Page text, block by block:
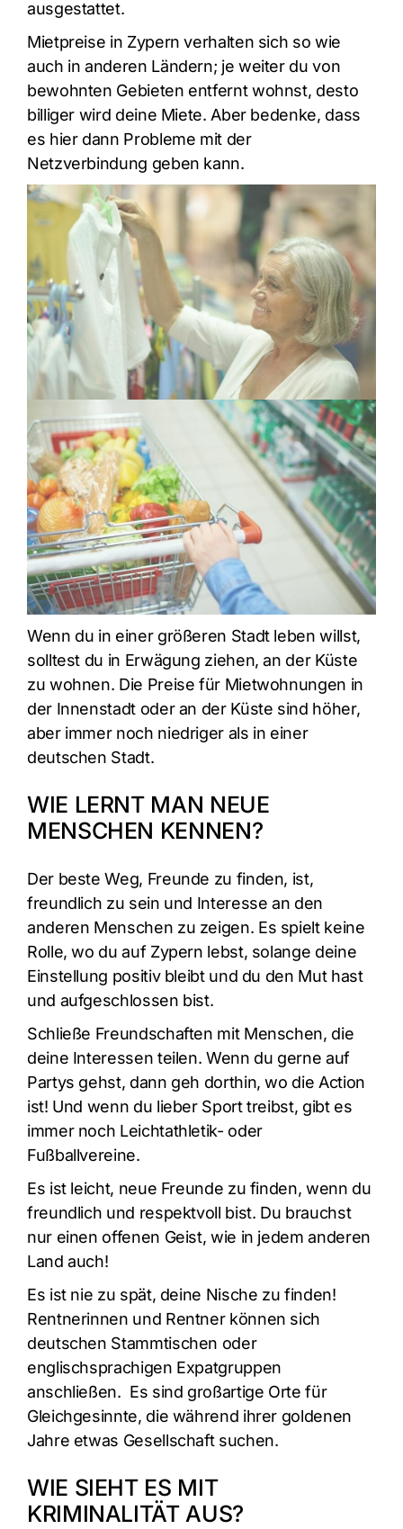
ausgestattet.
Mietpreise in Zypern verhalten sich so wie
auch in anderen Ländern; je weiter du von
bewohnten Gebieten entfernt wohnst, desto
billiger wird deine Miete. Aber bedenke, dass
es hier dann Probleme mit der
Netzverbindung geben kann.
Wenn du in einer größeren Stadt leben willst,
solltest du in Erwägung ziehen, an der Küste
zu wohnen. Die Preise für Mietwohnungen in
der Innenstadt oder an der Küste sind höher,
aber immer noch niedriger als in einer
deutschen Stadt.
WIE LERNT MAN NEUE
MENSCHEN KENNEN?
Der beste Weg, Freunde zu finden, ist,
freundlich zu sein und Interesse an den
anderen Menschen zu zeigen. Es spielt keine
Rolle, wo du auf Zypern lebst, solange deine
Einstellung positiv bleibt und du den Mut hast
und aufgeschlossen bist.
Schließe Freundschaften mit Menschen, die
deine Interessen teilen. Wenn du gerne auf
Partys gehst, dann geh dorthin, wo die Action
ist! Und wenn du lieber Sport treibst, gibt es
immer noch Leichtathletik- oder
Fußballvereine.
Es ist leicht, neue Freunde zu finden, wenn du
freundlich und respektvoll bist. Du brauchst
nur einen offenen Geist, wie in jedem anderen
Land auch!
Es ist nie zu spät, deine Nische zu finden!
Rentnerinnen und Rentner können sich
deutschen Stammtischen oder
englischsprachigen Expatgruppen
anschließen. Es sind großartige Orte für
Gleichgesinnte, die während ihrer goldenen
Jahre etwas Gesellschaft suchen.
WIE SIEHT ES MIT
KRIMINALITÄT AUS?